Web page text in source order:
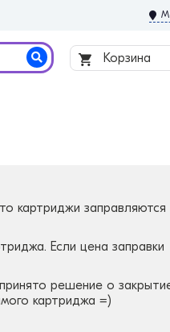
Корзина
картриджи заправляются
Если цена заправки
решение о
картриджа =)